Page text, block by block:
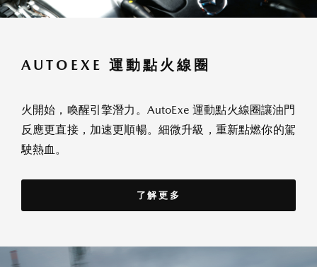
AUTOEXE 運動點火線圈
火開始，喚醒引擎潛力。AutoExe 運動點火線圈讓油門
反應更直接，加速更順暢。細微升級，重新點燃你的駕
駛熱血。
了解更多